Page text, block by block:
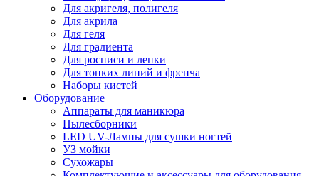
Для акригеля, полигеля
Для акрила
Для геля
Для градиента
Для росписи и лепки
Для тонких линий и френча
Наборы кистей
Оборудование
Аппараты для маникюра
Пылесборники
LED UV-Лампы для сушки ногтей
УЗ мойки
Сухожары